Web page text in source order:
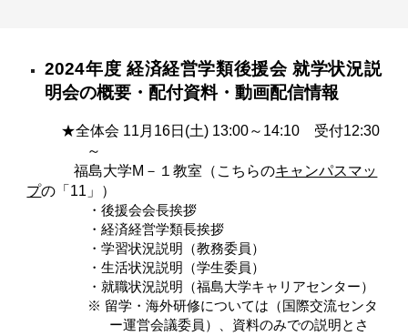
2024年度 経済経営学類後援会 就学状況説
明会の概要・配付資料・動画配信情報
★全体会 11 月 16日 (土) 13:00～ 14:10 受付12:30
～
福島大学M－１教室（こちらのキャンパスマッ
プの「 11 」 ）
・後援会会長挨拶
・経済経営学類長挨拶
・学習状況説明（教務委員）
・生活状況説明（学生委員）
・就職状況説明（福島大学キャリアセンター）
※ 留学・海外研修については（国際交流センタ
ー運営会議委員）、資料のみでの説明とさ